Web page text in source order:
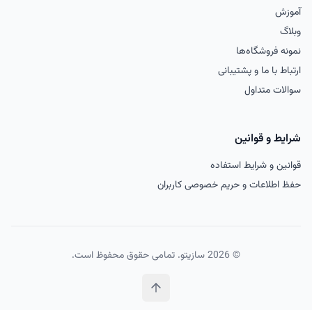
آموزش
وبلاگ
نمونه فروشگاه‌ها
ارتباط با ما و پشتیبانی
سوالات متداول
شرایط و قوانین
قوانین و شرایط استفاده
حفظ اطلاعات و حریم خصوصی کاربران
©
2026سازیتو. تمامی حقوق محفوظ است.
بازگشت به بالا